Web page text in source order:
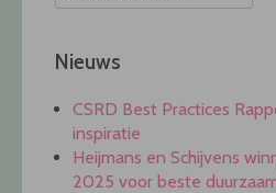
Nieuws
CSRD Best Practices
inspiratie
Heijmans en Schijvens
2025 voor beste